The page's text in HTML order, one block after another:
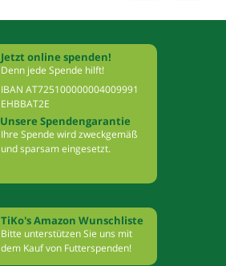
Jetzt online spenden!
Denn jede Spende hilft!
IBAN AT725100000004009991
EHBBAT2E
Unsere Spendengarantie
Ihre Spende wird zweckgemäß
und sparsam eingesetzt.
TiKo's Amazon Wunschliste
Bitte unterstützen Sie uns mit
dem Kauf von Futterspenden!